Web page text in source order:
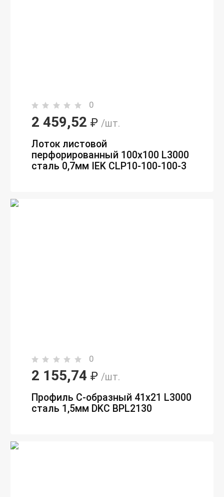
0
2 459,52 ₽ /шт.
Лоток листовой
перфорированный 100х100 L3000
сталь 0,7мм IEK CLP10-100-100-3
0
2 155,74 ₽ /шт.
Профиль С-образный 41х21 L3000
сталь 1,5мм DKC BPL2130